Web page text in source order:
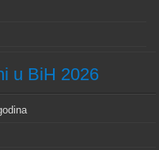
u BiH 2026